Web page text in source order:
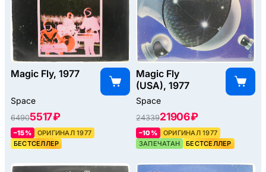
Magic Fly, 1977
Space
64905517 ₽
–15%
ОРИГИНАЛ 1977
БЕСТСЕЛЛЕР
Magic Fly
(USA), 1977
Space
2433921906 ₽
–10%
ОРИГИНАЛ 1977
ЗАПЕЧАТАН
БЕСТСЕЛЛЕР